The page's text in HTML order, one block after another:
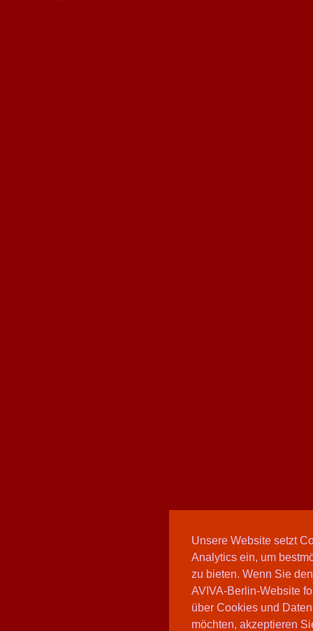
Unsere Website setzt
Analytics ein, um
zu bieten. Wenn Sie
AVIVA-Berlin-Website
über Cookies und
möchten, akzeptieren